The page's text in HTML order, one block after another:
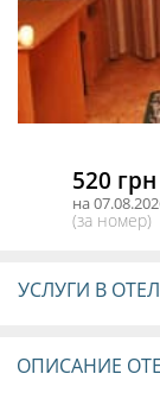
520 грн
на
(за номер)
УСЛУГИ В
ОПИСАНИЕ